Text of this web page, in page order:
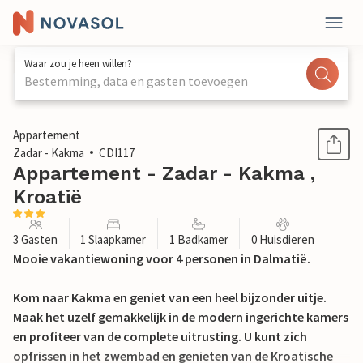
Waar zou je heen willen?
Bestemming, data en gasten toevoegen
1 / 23
Appartement
Zadar - Kakma
CDI117
Appartement - Zadar - Kakma ,
Kroatië
3 Gasten 1 Slaapkamer 1 Badkamer 0 Huisdieren
Mooie vakantiewoning voor 4 personen in Dalmatië.
Kom naar Kakma en geniet van een heel bijzonder uitje.
Maak het uzelf gemakkelijk in de modern ingerichte kamers
en profiteer van de complete uitrusting. U kunt zich
opfrissen in het zwembad en genieten van de Kroatische